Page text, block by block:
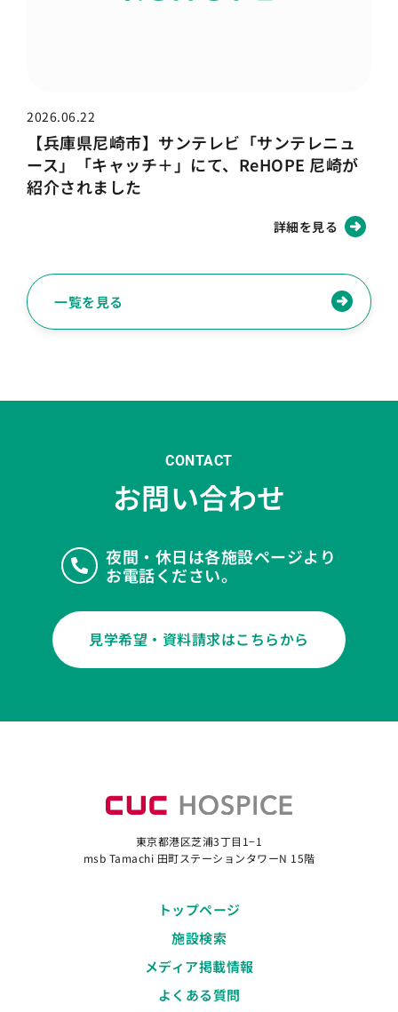
2026.06.22
【兵庫県尼崎市】サンテレビ「サンテレニュ
ース」「キャッチ＋」にて、ReHOPE 尼崎が
紹介されました
詳細を見る
一覧を見る
CONTACT
お問い合わせ
夜間・休日は各施設ページより
お電話ください。
見学希望・資料請求はこちらから
東京都港区芝浦3丁目1−1
msb Tamachi 田町ステーションタワーN 15階
トップページ
施設検索
メディア掲載情報
よくある質問